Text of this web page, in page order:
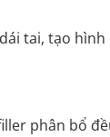
tai, tạo
phân bổ